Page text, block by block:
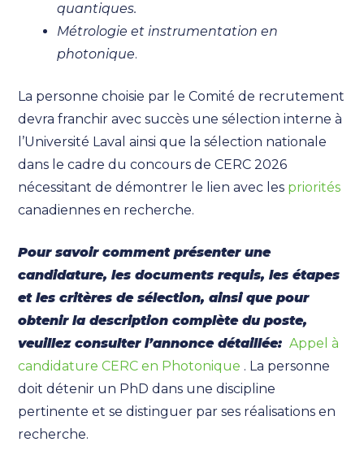
quantiques.
Métrologie et instrumentation en
photonique.
La personne choisie par le Comité de recrutement
devra franchir avec succès une sélection interne à
l’Université Laval ainsi que la sélection nationale
dans le cadre du concours de CERC 2026
nécessitant de démontrer le lien avec les priorités
canadiennes en recherche.
Pour savoir comment présenter une
candidature, les documents requis, les étapes
et les critères de sélection, ainsi que pour
obtenir la description complète du poste,
veuillez consulter l’annonce détaillée: Appel à
candidature CERC en Photonique . La personne
doit détenir un PhD dans une discipline
pertinente et se distinguer par ses réalisations en
recherche.